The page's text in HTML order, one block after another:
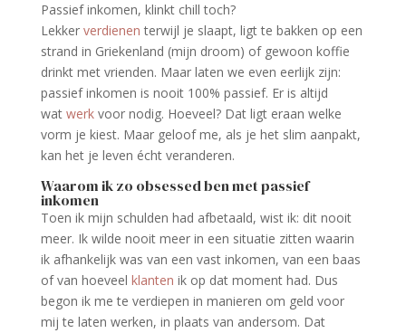
Passief inkomen, klinkt chill toch?
Lekker verdienen terwijl je slaapt, ligt te bakken op een
strand in Griekenland (mijn droom) of gewoon koffie
drinkt met vrienden. Maar laten we even eerlijk zijn:
passief inkomen is nooit 100% passief. Er is altijd
wat werkvoor nodig. Hoeveel? Dat ligt eraan welke
vorm je kiest. Maar geloof me, als je het slim aanpakt,
kan het je leven écht veranderen.
Waarom ik zo obsessed ben met passief
inkomen
Toen ik mijn schulden had afbetaald, wist ik: dit nooit
meer. Ik wilde nooit meer in een situatie zitten waarin
ik afhankelijk was van een vast inkomen, van een baas
of van hoeveel klanten ik op dat moment had. Dus
begon ik me te verdiepen in manieren om geld voor
mij te laten werken, in plaats van andersom. Dat